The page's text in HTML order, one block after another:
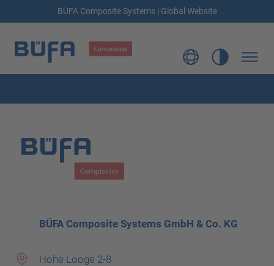
BÜFA Composite Systems | Global Website
BÜFA Composite Systems GmbH & Co. KG
Hohe Looge 2-8